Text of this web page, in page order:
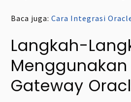
Baca juga:Cara Integrasi
Langkah-
Menggunakan
Gateway